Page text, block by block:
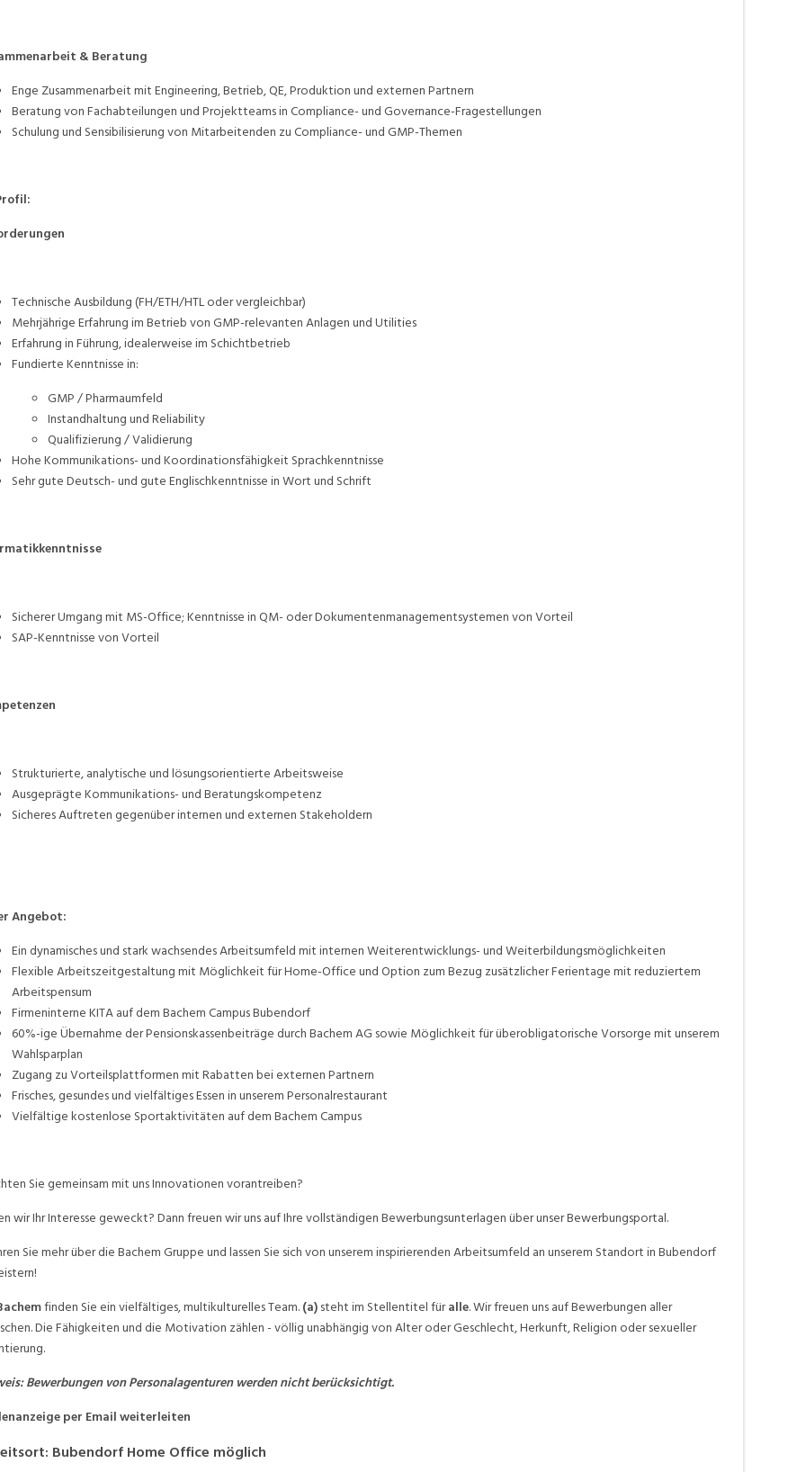
& Beratung
Enge Zusammenarbeit mit Engineering, Betrieb, QE, Produktion und externen Partnern
Beratung von Fachabteilungen und Projektteams in Compliance- und Governance-Fragestellungen
Schulung und Sensibilisierung von Mitarbeitenden zu Compliance- und GMP-Themen
Technische Ausbildung (FH/ETH/HTL oder vergleichbar)
Mehrjährige Erfahrung im Betrieb von GMP-relevanten Anlagen und Utilities
Erfahrung in Führung, idealerweise im Schichtbetrieb
Fundierte Kenntnisse in:
GMP / Pharmaumfeld
Instandhaltung und Reliability
Qualifizierung / Validierung
Hohe Kommunikations- und Koordinationsfähigkeit Sprachkenntnisse
Sehr gute Deutsch- und gute Englischkenntnisse in Wort und Schrift
Sicherer Umgang mit MS-Office; Kenntnisse in QM- oder Dokumentenmanagementsystemen von Vorteil
SAP-Kenntnisse von Vorteil
Strukturierte, analytische und lösungsorientierte Arbeitsweise
Ausgeprägte Kommunikations- und Beratungskompetenz
Sicheres Auftreten gegenüber internen und externen Stakeholdern
Angebot:
Ein dynamisches und stark wachsendes Arbeitsumfeld mit internen Weiterentwicklungs- und Weiterbildungsmöglichkeiten
Flexible Arbeitszeitgestaltung mit Möglichkeit für Home-Office und Option zum Bezug zusätzlicher Ferientage mit reduziertem
Arbeitspensum
Firmeninterne KITA auf dem Bachem Campus Bubendorf
60%-ige Übernahme der Pensionskassenbeiträge durch Bachem AG sowie Möglichkeit für überobligatorische Vorsorge mit unserem
Wahlsparplan
Zugang zu Vorteilsplattformen mit Rabatten bei externen Partnern
Frisches, gesundes und vielfältiges Essen in unserem Personalrestaurant
Vielfältige kostenlose Sportaktivitäten auf dem Bachem Campus
Sie gemeinsam mit uns Innovationen vorantreiben?
wir Ihr Interesse geweckt? Dann freuen wir uns auf Ihre vollständigen Bewerbungsunterlagen über unser Bewerbungsportal.
Sie mehr über die Bachem Gruppe und lassen Sie sich von unserem inspirierenden Arbeitsumfeld an unserem Standort in Bubendorf
finden Sie ein vielfältiges, multikulturelles Team.(a)steht im Stellentitel füralle. Wir freuen uns auf Bewerbungen aller
Die Fähigkeiten und die Motivation zählen - völlig unabhängig von Alter oder Geschlecht, Herkunft, Religion oder sexueller
Bewerbungen von Personalagenturen werden nicht berücksichtigt.
per Email weiterleiten
: Bubendorf Home Office möglich